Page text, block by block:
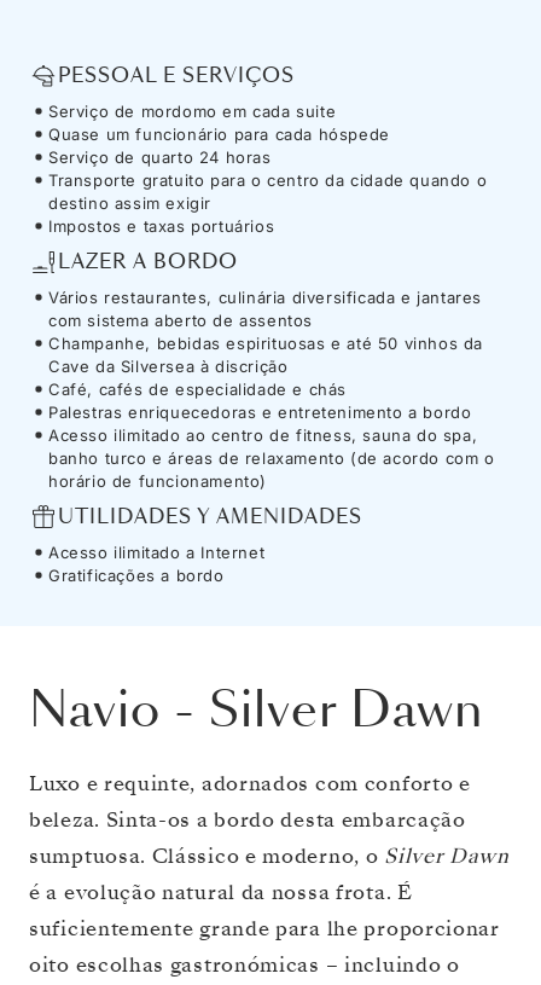
PESSOAL E SERVIÇOS
Serviço de mordomo em cada suite
Quase um funcionário para cada hóspede
Serviço de quarto 24 horas
Transporte gratuito para o centro da cidade quando o
destino assim exigir
Impostos e taxas portuários
LAZER A BORDO
Vários restaurantes, culinária diversificada e jantares
com sistema aberto de assentos
Champanhe, bebidas espirituosas e até 50 vinhos da
Cave da Silversea à discrição
Café, cafés de especialidade e chás
Palestras enriquecedoras e entretenimento a bordo
Acesso ilimitado ao centro de fitness, sauna do spa,
banho turco e áreas de relaxamento (de acordo com o
horário de funcionamento)
UTILIDADES Y AMENIDADES
Acesso ilimitado a Internet
Gratificações a bordo
Navio - Silver Dawn
Luxo e requinte, adornados com conforto e
beleza. Sinta-os a bordo desta embarcação
sumptuosa. Clássico e moderno, o Silver Dawn
é a evolução natural da nossa frota. É
suficientemente grande para lhe proporcionar
oito escolhas gastronómicas – incluindo o